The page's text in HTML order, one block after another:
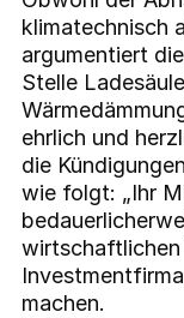
klimatechnisch
argumentiert
Stelle
ehrlich und
die
wie folgt: „Ihr
wirtschaftlichen
machen.